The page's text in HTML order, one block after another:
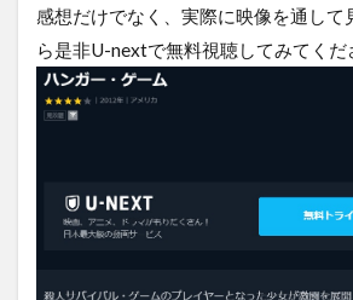
感想だけでなく、実際に映像を通して
ら是非U-nextで無料視聴してみてくだ